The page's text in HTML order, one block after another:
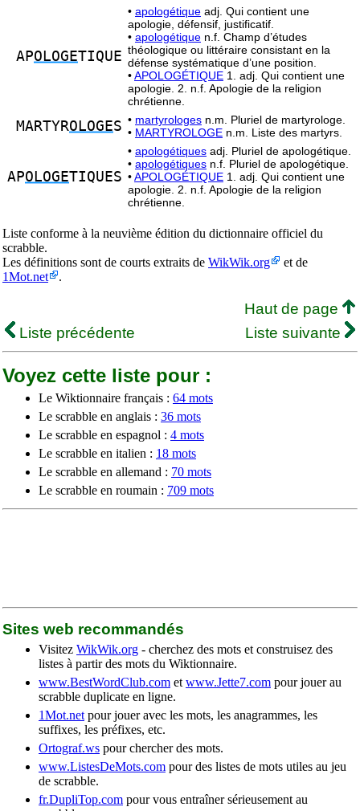
APOLOGETIQUE
• apologétique adj. Qui contient une
apologie, défensif, justificatif.
• apologétique n.f. Champ d’études
théologique ou littéraire consistant en la
défense systématique d’une position.
•APOLOGÉTIQUE 1. adj. Qui contient une
apologie. 2. n.f. Apologie de la religion
chrétienne.
MARTYROLOGES • martyrologes n.m. Pluriel de martyrologe.
• MARTYROLOGE n.m. Liste des martyrs.
APOLOGETIQUES
• apologétiques adj. Pluriel de apologétique.
• apologétiques n.f. Pluriel de apologétique.
•APOLOGÉTIQUE 1. adj. Qui contient une
apologie. 2. n.f. Apologie de la religion
chrétienne.
Liste conforme à la neuvième édition du dictionnaire officiel du
scrabble.
Les définitions sont de courts extraits de WikWik.org
et de
1Mot.net
.
Haut de page
Liste précédente
Liste suivante
Voyez cette liste pour :
Le Wiktionnaire français : 64 mots
Le scrabble en anglais : 36 mots
Le scrabble en espagnol : 4 mots
Le scrabble en italien : 18 mots
Le scrabble en allemand : 70 mots
Le scrabble en roumain : 709 mots
Sites web recommandés
Visitez WikWik.org - cherchez des mots et construisez des
listes à partir des mots du Wiktionnaire.
www.BestWordClub.com et www.Jette7.com pour jouer au
scrabble duplicate en ligne.
1Mot.net pour jouer avec les mots, les anagrammes, les
suffixes, les préfixes, etc.
Ortograf.ws pour chercher des mots.
www.ListesDeMots.com pour des listes de mots utiles au jeu
de scrabble.
fr.DupliTop.com pour vous entraîner sérieusement au